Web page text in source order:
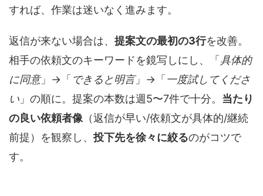
すれば、作業は迷いなく進みます。
返信が来ない場合は、 提案文の最初の3行を改善。
相手の依頼文のキーワードを鏡写しにし、「具体的
に同意」→「できると明言」→「一度試してくださ
い 」の順に。提案の本数は週5〜7件で十分。 当たり
の良い依頼者像 （返信が早い/依頼文が具体的/継続
前提）を観察し、投下先を徐々に絞るのがコツで
す。